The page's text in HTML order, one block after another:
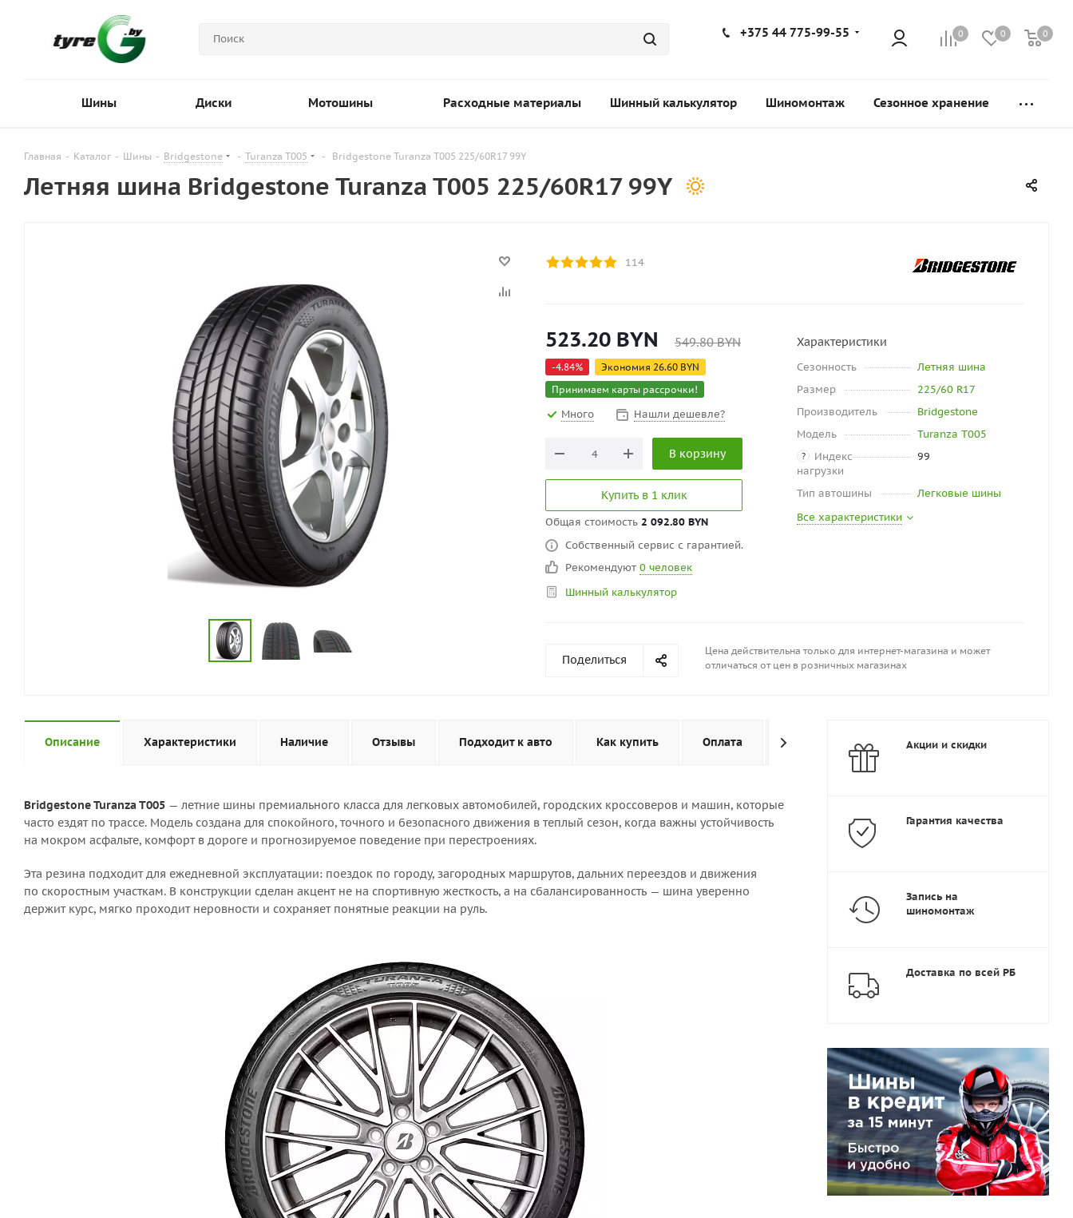
0 0 0
+375 44 775-99-55
Шины Диски Мотошины Расходные материалы Шинный калькулятор Шиномонтаж Сезонное хранение
Главная - Каталог - Шины - Bridgestone - Turanza T005 - Bridgestone Turanza T005 225/60R17 99Y
Летняя шина Bridgestone Turanza T005 225/60R17 99Y
114
523.20 BYN 549.80BYN
-4.84% Экономия 26.60 BYN
Принимаем карты рассрочки!
Много Нашли дешевле?
В корзину
Купить в 1 клик
Общая стоимость 2 092.80 BYN
Собственный сервис с гарантией.
Рекомендуют 0 человек
Шинный калькулятор
Характеристики
Сезонность
Летняя шина
Размер
225/60 R17
Производитель
Bridgestone
Модель
Turanza T005
?
Индекс
нагрузки
99
Тип автошины
Легковые шины
Все характеристики
Поделиться
Цена действительна только для интернет-магазина и может
отличаться от цен в розничных магазинах
Описание Характеристики Наличие Отзывы Подходит к авто Как купить Оплата Дополнительно
Bridgestone Turanza T005 — летние шины премиального класса для легковых автомобилей, городских кроссоверов и машин, которые
часто ездят по трассе. Модель создана для спокойного, точного и безопасного движения в теплый сезон, когда важны устойчивость
на мокром асфальте, комфорт в дороге и прогнозируемое поведение при перестроениях.
Эта резина подходит для ежедневной эксплуатации: поездок по городу, загородных маршрутов, дальних переездов и движения
по скоростным участкам. В конструкции сделан акцент не на спортивную жесткость, а на сбалансированность — шина уверенно
держит курс, мягко проходит неровности и сохраняет понятные реакции на руль.
Акции и скидки
Гарантия качества
Запись на
шиномонтаж
Доставка по всей РБ